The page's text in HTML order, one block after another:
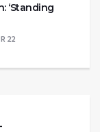
‘Standing
22